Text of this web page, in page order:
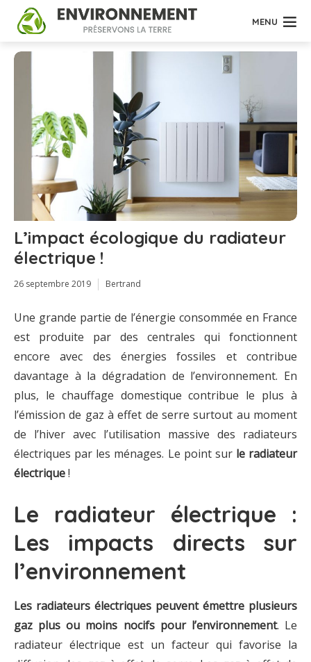
MENU
L’impact écologique du radiateur
électrique !
26 septembre 2019 Bertrand
Une grande partie de l’énergie consommée en France
est produite par des centrales qui fonctionnent
encore avec des énergies fossiles et contribue
davantage à la dégradation de l’environnement. En
plus, le chauffage domestique contribue le plus à
l’émission de gaz à effet de serre surtout au moment
de l’hiver avec l’utilisation massive des radiateurs
électriques par les ménages. Le point sur le radiateur
électrique!
Le radiateur électrique :
Les impacts directs sur
l’environnement
Les radiateurs électriques peuvent émettre plusieurs
gaz plus ou moins nocifs pour l’environnement. Le
radiateur électrique est un facteur qui favorise la